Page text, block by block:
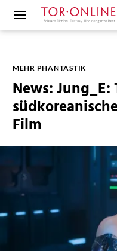
MEHR PHANTASTIK
News: Jung_E:
Film